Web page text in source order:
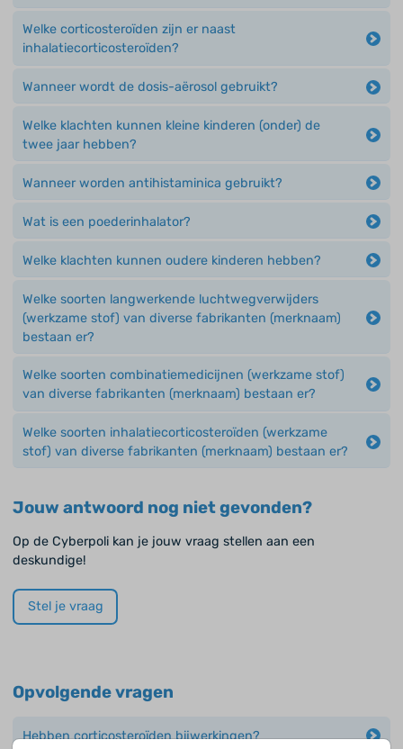
Welke corticosteroïden zijn er naast
inhalatiecorticosteroïden?
Wanneer wordt de dosis-aërosol gebruikt?
Welke klachten kunnen kleine kinderen (onder) de
twee jaar hebben?
Wanneer worden antihistaminica gebruikt?
Wat is een poederinhalator?
Welke klachten kunnen oudere kinderen hebben?
Welke soorten langwerkende luchtwegverwijders
(werkzame stof) van diverse fabrikanten (merknaam)
bestaan er?
Welke soorten combinatiemedicijnen (werkzame stof)
van diverse fabrikanten (merknaam) bestaan er?
Welke soorten inhalatiecorticosteroïden (werkzame
stof) van diverse fabrikanten (merknaam) bestaan er?
Jouw antwoord nog niet gevonden?
Op de Cyberpoli kan je jouw vraag stellen aan een
deskundige!
Stel je vraag
Opvolgende vragen
Hebben corticosteroïden bijwerkingen?